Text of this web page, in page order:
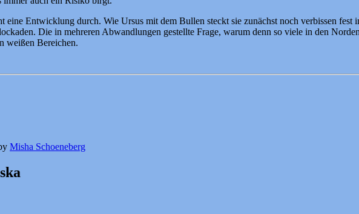
eine Entwicklung durch. Wie Ursus mit dem Bullen steckt sie zunächst noch verbissen
Die in mehreren Abwandlungen gestellte Frage, warum denn so viele in den
weißen Bereichen.
Misha Schoeneberg